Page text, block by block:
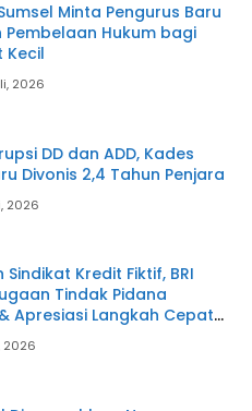
Sumsel Minta Pengurus Baru
Pembelaan Hukum bagi
Kecil
2026
DD dan ADD, Kades
Divonis 2,4 Tahun Penjara
2026
Kredit Fiktif, BRI
Tindak Pidana
Apresiasi Langkah Cepat
2026